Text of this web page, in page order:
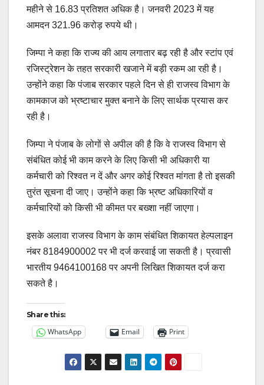
महीने से 16.83 प्रतिशत अधिक है। जनवरी 2023 में यह
आमदन 321.96 करोड़ रुपये थी।
जिम्पा ने कहा कि राज्य की आय लगातार बढ़ रही है और स्टांप एवं
रजिस्ट्रेशन के तहत सरकारी खजाने में बड़ी रकम आ रही है।
उन्होंने कहा कि पंजाब सरकार पहले दिन से ही राजस्व विभाग के
कामकाज को भ्रष्टाचार मुक्त बनाने के लिए सार्थक प्रयास कर
रही है।
जिम्पा ने पंजाब के लोगों से अपील की है कि वे राजस्व विभाग से
संबंधित कोई भी काम करने के लिए किसी भी अधिकारी या
कर्मचारी को रिश्वत न दें और अगर कोई रिश्वत मांगता है तो इसकी
तुरंत सूचना दी जाए। उन्होंने कहा कि भ्रष्ट अधिकारियों व
कर्मचारियों को किसी भी कीमत पर बख्शा नहीं जाएगा।
इसके अलावा राजस्व विभाग के काम संबंधित शिकायत हेल्पलाइन
नंबर 8184900002 पर भी दर्ज करवाई जा सकती है। प्रवासी
भारतीय 9464100168 पर अपनी लिखित शिकायत दर्ज करा
सकते है।
Share this:
WhatsApp Email Print